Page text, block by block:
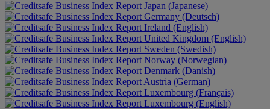
Japan (Japanese)
Germany (Deutsch)
Ireland (English)
United Kingdom (English)
Sweden (Swedish)
Norway (Norwegian)
Denmark (Danish)
Austria (German)
Luxembourg (Français)
Luxembourg (English)